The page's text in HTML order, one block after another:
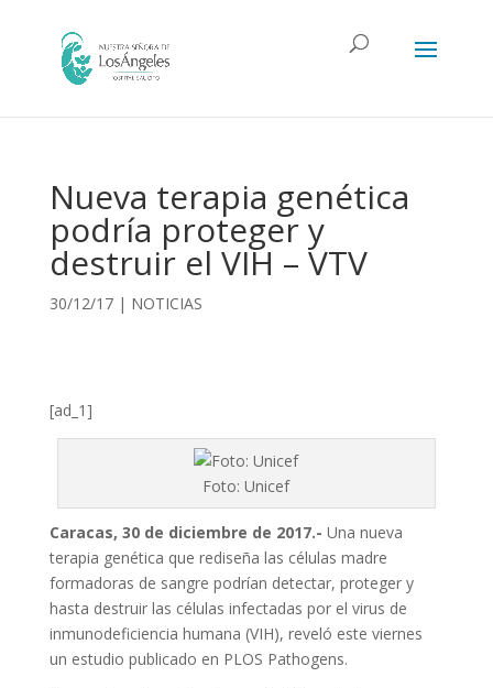
Nueva terapia genética
podría proteger y
destruir el VIH – VTV
30/12/17| NOTICIAS
[ad_1]
Foto: Unicef
Caracas, 30 de diciembre de 2017.- Una nueva
terapia genética que rediseña las células madre
formadoras de sangre podrían detectar, proteger y
hasta destruir las células infectadas por el virus de
inmunodeficiencia humana (VIH), reveló este viernes
un estudio publicado en PLOS Pathogens.